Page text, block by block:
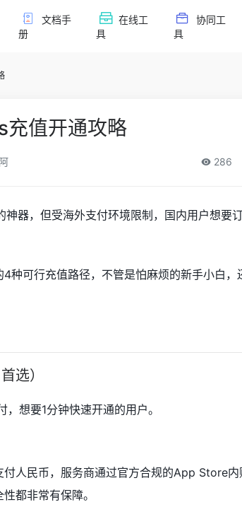
文档手
册
在线工
具
协同工
具
值开通攻略
286
器，但受海外支付环境限制，国内用户想要
种可行充值路径，不管是怕麻烦的新手小白，
选）
想要1分钟快速开通的用户。
人民币，服务商通过官方合规的App Store
都非常有保障。